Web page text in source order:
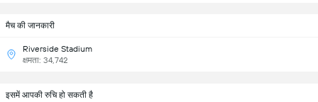
मैच की जानकारी
Riverside Stadium
क्षमता: 34,742
इसमें आपकी रुचि हो सकती है